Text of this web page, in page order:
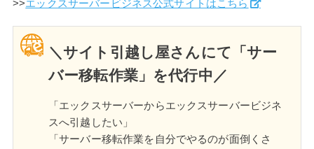
>>エックスサーバービジネス公式サイトはこちら
＼サイト引越し屋さんにて「サー
バー移転作業」を代行中／
「エックスサーバーからエックスサーバービジネ
スへ引越したい」
「サーバー移転作業を自分でやるのが面倒くさ